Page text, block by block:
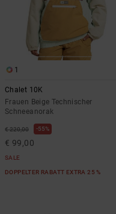
1
Chalet 10K
Frauen Beige Technischer
Schneeanorak
€ 220,00 55%
€ 99,00
SALE
DOPPELTER RABATT EXTRA 25 %